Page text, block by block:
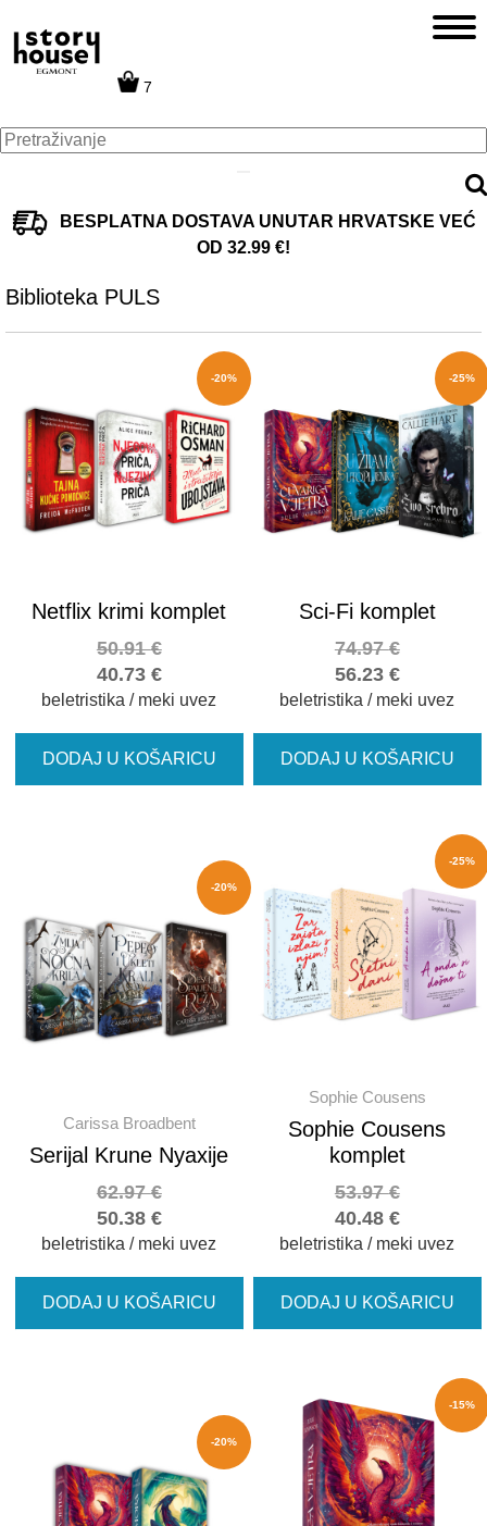
7
BESPLATNA DOSTAVA UNUTAR HRVATSKE VEĆ
OD 32.99 €!
Biblioteka PULS
-20%
Netflix krimi komplet
40.73 €
50.91€
beletristika / meki uvez
DODAJ U KOŠARICU
-25%
Sci-Fi komplet
56.23 €
74.97€
beletristika / meki uvez
DODAJ U KOŠARICU
-20%
Carissa Broadbent
Serijal Krune Nyaxije
50.38 €
62.97€
beletristika / meki uvez
DODAJ U KOŠARICU
-25%
Sophie Cousens
Sophie Cousens
komplet
40.48 €
53.97€
beletristika / meki uvez
DODAJ U KOŠARICU
-20%
-15%